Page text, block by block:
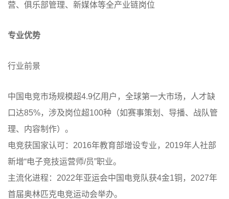
营、俱乐部管理、新媒体等全产业链岗位
专业优势
行业前景
中国电竞市场规模超4.9亿用户，全球第一大市场，人才缺
口达85%，涉及岗位超100种（如赛事策划、导播、战队管
理、内容制作）。
电竞获国家认可：2016年教育部增设专业，2019年人社部
新增“电子竞技运营师/员”职业。
主流化进程：2022年亚运会中国电竞队获4金1铜，2027年
首届奥林匹克电竞运动会举办。